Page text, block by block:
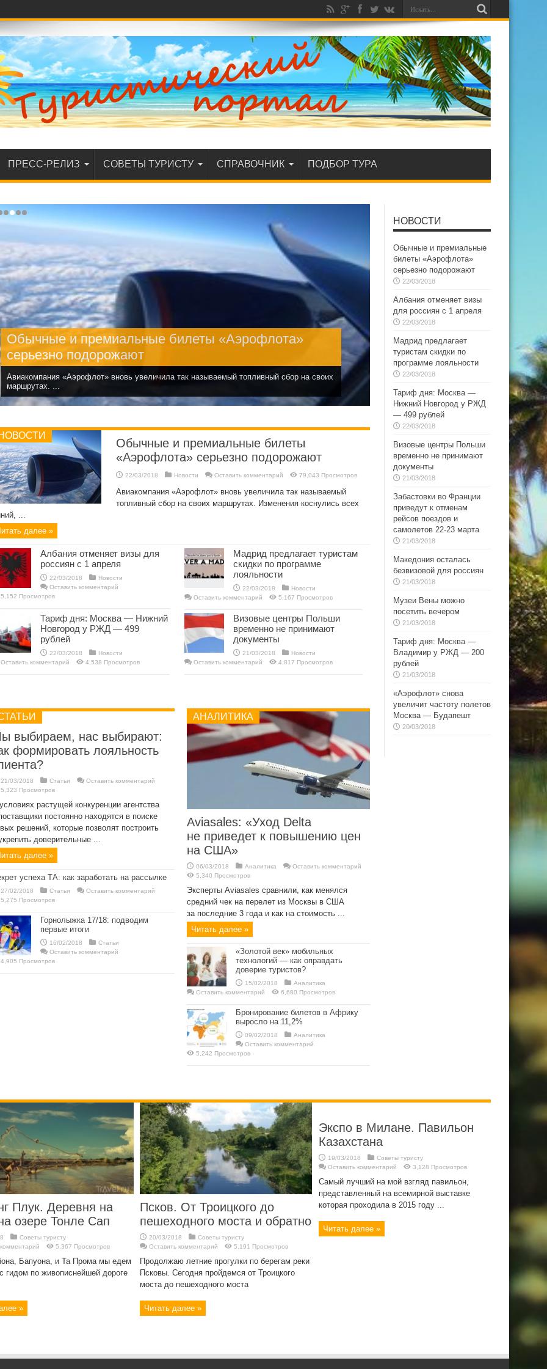
ПРЕСС-РЕЛИЗ СОВЕТЫ ТУРИСТУ СПРАВОЧНИК ПОДБОР ТУРА
Обычные и премиальные билеты «Аэрофлота»
серьезно подорожают
Авиакомпания «Аэрофлот» вновь увеличила так называемый топливный сбор на своих
маршрутах. ...
Обычные и премиальные билеты
«Аэрофлота» серьезно подорожают
22/03/2018 Новости Оставить комментарий 79,043 Просмотров
Авиакомпания «Аэрофлот» вновь увеличила так называемый
топливный сбор на своих маршрутах. Изменения коснулись всех
...
далее »
Албания отменяет визы для
россиян с 1 апреля
22/03/2018
Новости
Оставить комментарий
5,152 Просмотров
Мадрид предлагает туристам
скидки по программе
лояльности
22/03/2018
Новости
Оставить комментарий
5,167 Просмотров
Тариф дня: Москва — Нижний
Новгород у РЖД — 499
рублей
22/03/2018
Новости
Оставить комментарий
4,538 Просмотров
Визовые центры Польши
временно не принимают
документы
21/03/2018
Новости
Оставить комментарий
4,817 Просмотров
выбираем, нас выбирают:
формировать лояльность
21/03/2018 Статьи
Оставить комментарий
5,323 Просмотров
растущей конкуренции агентства
постоянно находятся в поиске
решений, которые позволят построить
доверительные ...
далее »
успеха ТА: как заработать на рассылке
27/02/2018 Статьи
Оставить комментарий
5,275 Просмотров
Горнолыжка 17/18: подводим
первые итоги
16/02/2018
Статьи
Оставить комментарий
4,905 Просмотров
АНАЛИТИКА
Aviasales: «Уход Delta
не приведет к повышению цен
на США»
06/03/2018 Аналитика
Оставить комментарий
5,340 Просмотров
Эксперты Aviasales сравнили, как менялся
средний чек на перелет из Москвы в США
за последние 3 года и как на стоимость ...
Читать далее »
«Золотой век» мобильных
технологий — как оправдать
доверие туристов?
15/02/2018
Аналитика
Оставить комментарий
6,680 Просмотров
Бронирование билетов в Африку
выросло на 11,2%
09/02/2018
Аналитика
Оставить комментарий
5,242 Просмотров
НОВОСТИ
Обычные и премиальные
билеты «Аэрофлота»
серьезно подорожают
22/03/2018
Албания отменяет визы
для россиян с 1 апреля
22/03/2018
Мадрид предлагает
туристам скидки по
программе лояльности
22/03/2018
Тариф дня: Москва —
Нижний Новгород у РЖД
— 499 рублей
22/03/2018
Визовые центры Польши
временно не принимают
документы
21/03/2018
Забастовки во Франции
приведут к отменам
рейсов поездов и
самолетов 22-23 марта
21/03/2018
Македония осталась
безвизовой для россиян
21/03/2018
Музеи Вены можно
посетить вечером
21/03/2018
Тариф дня: Москва —
Владимир у РЖД — 200
рублей
21/03/2018
«Аэрофлот» снова
увеличит частоту полетов
Москва — Будапешт
20/03/2018
Плук. Деревня на
озере Тонле Сап
Советы туристу
5,367 Просмотров
Бапуона, и Та Прома мы едем
гидом по живописнейшей дороге
»
Псков. От Троицкого до
пешеходного моста и обратно
20/03/2018
Советы туристу
Оставить комментарий
5,191 Просмотров
Продолжаю летние прогулки по берегам реки
Псковы. Сегодня пройдемся от Троицкого
моста до пешеходного моста
Читать далее »
Экспо в Милане. Павильон
Казахстана
19/03/2018
Советы туристу
Оставить комментарий
3,128 Просмотров
Самый лучший на мой взгляд павильон,
представленный на всемирной выставке
которая проходила в 2015 году ...
Читать далее »